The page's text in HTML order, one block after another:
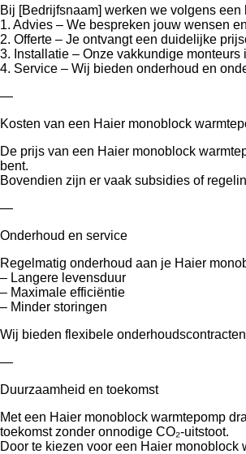
Bij [Bedrijfsnaam] werken we volgens een
1. Advies – We bespreken jouw wensen
2. Offerte – Je ontvangt een duidelijke
3. Installatie – Onze vakkundige
4. Service – Wij bieden onderhoud en
—
Kosten van een Haier monoblock
De prijs van een Haier monoblock
bent.
Bovendien zijn er vaak subsidies of
—
Onderhoud en service
Regelmatig onderhoud aan je Haier
– Langere levensduur
– Maximale efficiëntie
– Minder storingen
Wij bieden flexibele
—
Duurzaamheid en toekomst
Met een Haier monoblock warmtepomp
toekomst zonder onnodige CO₂-uitstoot.
Door te kiezen voor een Haier